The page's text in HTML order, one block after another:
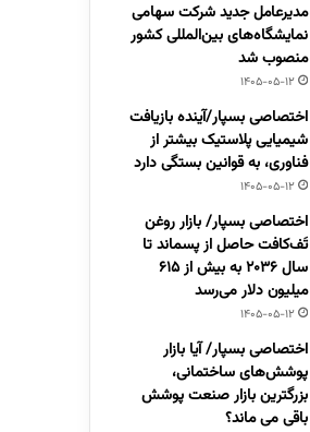
مدیرعامل جدید شرکت سهامی
نمایشگاه‌های بین‌المللی کشور
منصوب شد
1405-05-12
اختصاصی بسپار/آینده بازیافت
شیمیایی پلاستیک بیشتر از
فناوری، به قوانین بستگی دارد
1405-05-12
اختصاصی بسپار/ بازار روغن
تَف‌کافت حاصل از پسماند تا
سال ۲۰۳۶ به بیش از ۶۱۵
میلیون دلار می‌رسد
1405-05-12
اختصاصی بسپار/ آیا بازار
پوشش‌های ساختمانی،
بزرگترین بازار صنعت پوشش
باقی می ماند؟